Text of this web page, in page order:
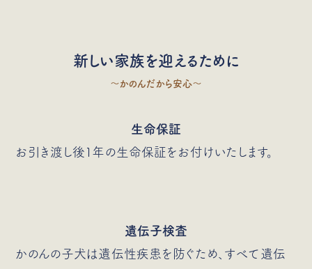
新しい家族を迎えるために
〜かのんだから安心〜
生命保証
お引き渡し後1年の生命保証をお付けいたします。
遺伝子検査
かのんの子犬は遺伝性疾患を防ぐため、すべて遺伝